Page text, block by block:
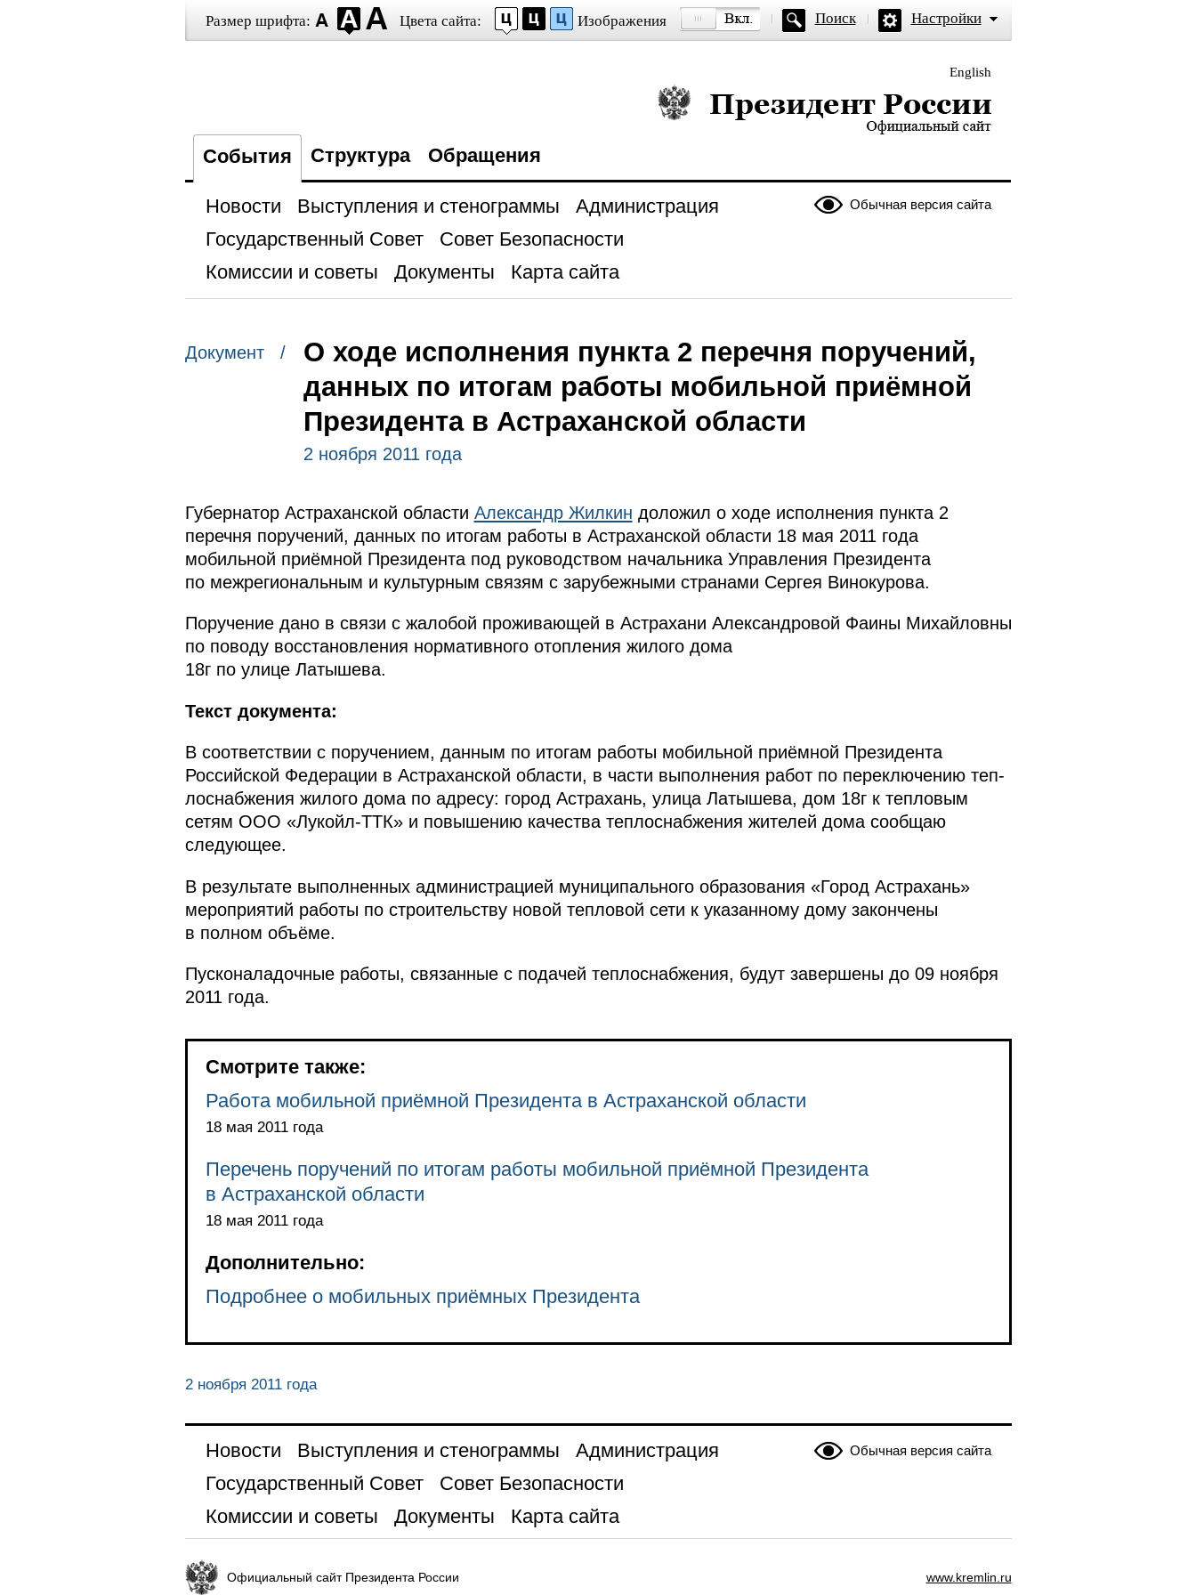
Размер шрифта: Цвета сайта: Изображения Поиск Настройки
English
Президент России — официальный сайт
События Структура Обращения
Обычная версия сайта
Новости Выступления и стенограммы
Администрация
Государственный Совет
Совет Безопасности
Комиссии и советы
Документы Карта сайта
Документ /
О ходе исполнения пункта 2 перечня поручений,
данных по итогам работы мобильной приёмной
Президента в Астраханской области
2 ноября 2011 года
Губернатор Астраханской области Александр Жилкин доложил о ходе исполнения пункта 2
перечня поручений, данных по итогам работы в Астраханской области 18 мая 2011 года
мобильной приёмной Президента под руководством начальника Управления Президента
по межрегиональным и культурным связям с зарубежными странами Сергея Винокурова.
Поручение дано в связи с жалобой проживающей в Астрахани Александровой Фаины Михайловны
по поводу восстановления нормативного отопления жилого дома
18г по улице Латышева.
Текст документа:
В соответствии с поручением, данным по итогам ра­боты мобильной приёмной Президента
Российской Федерации в Астраханской области, в части выполнения работ по переключению теп­
лоснабжения жилого дома по адресу: город Астрахань, улица Латышева, дом 18г к тепловым
сетям ООО «Лукойл-ТТК» и повышению качества теплоснабжения жителей дома сообщаю
следующее.
В результате выполненных администрацией муниципального образова­ния «Город Астрахань»
мероприятий работы по строительству новой тепло­вой сети к указанному дому закончены
в полном объёме.
Пусконаладочные работы, связанные с подачей теплоснабжения, бу­дут завершены до 09 ноября
2011 года.
Смотрите также:
Работа мобильной приёмной Президента в Астраханской области
18 мая 2011 года
Перечень поручений по итогам работы мобильной приёмной Президента
в Астраханской области
18 мая 2011 года
Дополнительно:
Подробнее о мобильных приёмных Президента
2 ноября 2011 года
Обычная версия сайта
Новости Выступления и стенограммы
Администрация
Государственный Совет
Совет Безопасности
Комиссии и советы
Документы Карта сайта
Официальный сайт Президента России www.kremlin.ru